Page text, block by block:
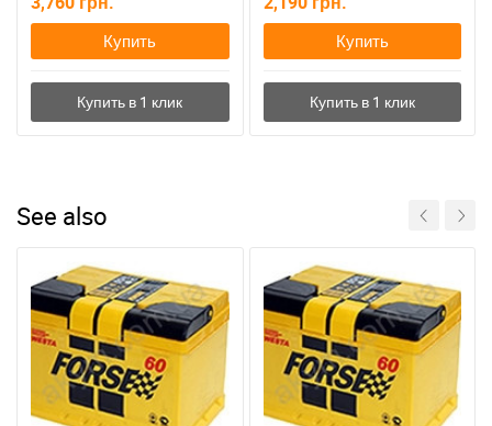
Купить Купить
See also